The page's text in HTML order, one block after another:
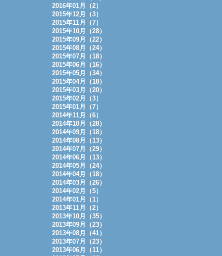
2016年01月（2）
2015年12月（3）
2015年11月（7）
2015年10月（28）
2015年09月（22）
2015年08月（24）
2015年07月（18）
2015年06月（16）
2015年05月（34）
2015年04月（18）
2015年03月（20）
2015年02月（3）
2015年01月（7）
2014年11月（6）
2014年10月（28）
2014年09月（18）
2014年08月（13）
2014年07月（29）
2014年06月（13）
2014年05月（24）
2014年04月（18）
2014年03月（26）
2014年02月（5）
2014年01月（1）
2013年11月（2）
2013年10月（35）
2013年09月（23）
2013年08月（41）
2013年07月（23）
2013年06月（11）